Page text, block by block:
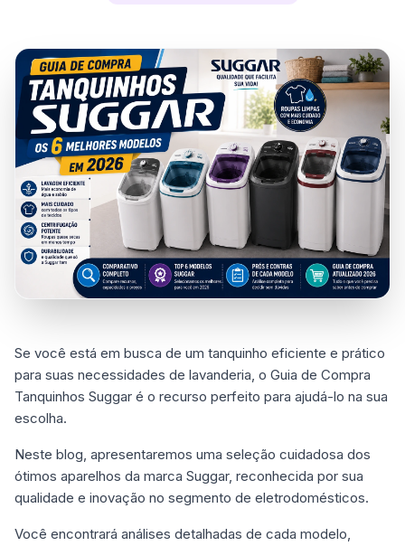
Se você está em busca de um tanquinho eficiente e prático
para suas necessidades de lavanderia, o Guia de Compra
Tanquinhos Suggar é o recurso perfeito para ajudá-lo na sua
escolha.
Neste blog, apresentaremos uma seleção cuidadosa dos
ótimos aparelhos da marca Suggar, reconhecida por sua
qualidade e inovação no segmento de eletrodomésticos.
Você encontrará análises detalhadas de cada modelo,